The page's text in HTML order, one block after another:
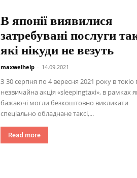
В японії виявилися
затребувані послуги
які нікуди не везуть
maxwelhelp - 14.09.2021
З 30 серпня по 4 вересня 2021 року в
незвичайна акція «sleepingtaxi», в рамках
бажаючі могли безкоштовно викликати
спеціально обладнане таксі,...
Read more